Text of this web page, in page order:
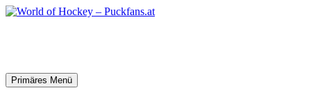
Zum
Suchen
Primäres Menü